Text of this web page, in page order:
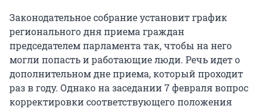
Законодательное собрание установит график
регионального дня приема граждан
председателем парламента так, чтобы на него
могли попасть и работающие люди. Речь идет о
дополнительном дне приема, который проходит
раз в году. Однако на заседании 7 февраля вопрос
корректировки соответствующего положения